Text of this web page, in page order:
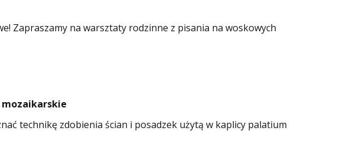
Zapraszamy na warsztaty rodzinne z pisania na woskowych
mozaikarskie
technikę zdobienia ścian i posadzek użytą w kaplicy palatium